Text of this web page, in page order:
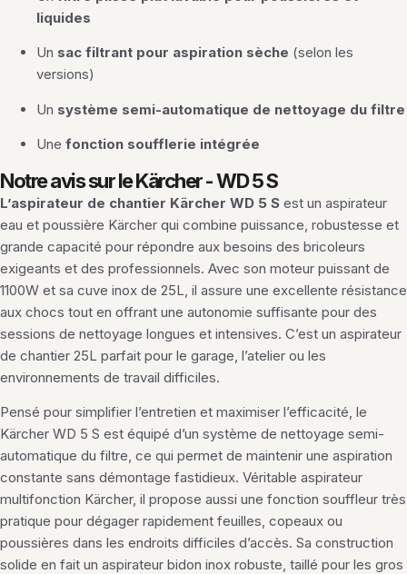
liquides
Un sac filtrant pour aspiration sèche (selon les
versions)
Un système semi-automatique de nettoyage du filtre
Une fonction soufflerie intégrée
Notre avis sur le Kärcher - WD 5 S
L’aspirateur de chantier Kärcher WD 5 S est un aspirateur
eau et poussière Kärcher qui combine puissance, robustesse et
grande capacité pour répondre aux besoins des bricoleurs
exigeants et des professionnels. Avec son moteur puissant de
1100W et sa cuve inox de 25L, il assure une excellente résistance
aux chocs tout en offrant une autonomie suffisante pour des
sessions de nettoyage longues et intensives. C’est un aspirateur
de chantier 25L parfait pour le garage, l’atelier ou les
environnements de travail difficiles.
Pensé pour simplifier l’entretien et maximiser l’efficacité, le
Kärcher WD 5 S est équipé d’un système de nettoyage semi-
automatique du filtre, ce qui permet de maintenir une aspiration
constante sans démontage fastidieux. Véritable aspirateur
multifonction Kärcher, il propose aussi une fonction souffleur très
pratique pour dégager rapidement feuilles, copeaux ou
poussières dans les endroits difficiles d’accès. Sa construction
solide en fait un aspirateur bidon inox robuste, taillé pour les gros